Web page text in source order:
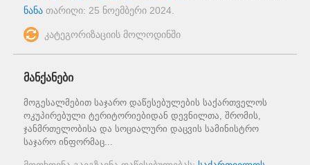
ნანა თარიღი: 25 ნოემბერი 2024
კატეგორიზაციის მოლოდინში
მანქანები
მოგესალმებით საჯარო დაწესებულების საქართველოს
ოკუპირებული ტერიტორიებიდან დევნილთა, შრომის,
ჯანმრთელობისა და სოციალური დაცვის სამინისტრო
საჯარო ინფორმაც...